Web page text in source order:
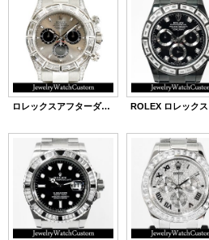
ロレックスアフターダイヤ デイトナ 116509 WG パヴェダイヤカスタム